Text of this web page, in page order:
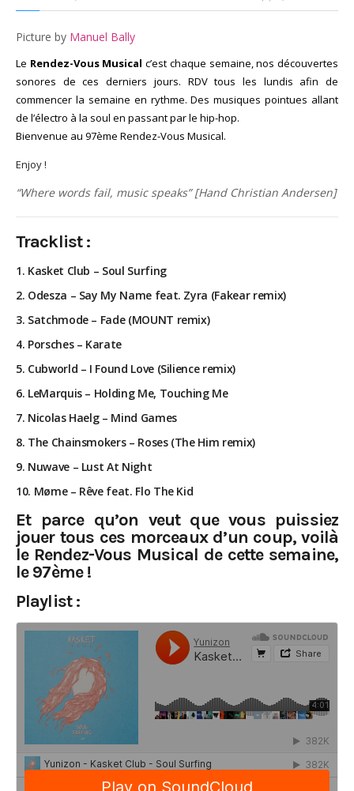
Mar 16, 2017 |Joyeux
Mar 10, 2017 | TGIF – Thank
God It’s Friday | Journée de
la Femme
Mar 06, 2017 |No Money
Kids s’offre un clip très
esthétique pour leur
Mar 02, 2017 |Sacré nom
d’une pipe !
Picture by Manuel Bally
Le Rendez-Vous Musical c’est chaque semaine, nos découvertes
sonores de ces derniers jours. RDV tous les lundis afin de
commencer la semaine en rythme.Des musiques pointues allant
de l’électro à la soul en passant par le hip-hop.
Bienvenue au 97ème Rendez-Vous Musical.
Enjoy !
“Where words fail, music speaks” [Hand Christian Andersen]
Tracklist :
1. Kasket Club – Soul Surfing
2. Odesza – Say My Name feat. Zyra (Fakear remix)
3. Satchmode – Fade (MOUNT remix)
4. Porsches – Karate
5. Cubworld – I Found Love (Silience remix)
6. LeMarquis – Holding Me, Touching Me
7. Nicolas Haelg – Mind Games
8. The Chainsmokers – Roses (The Him remix)
9. Nuwave – Lust At Night
10. Møme – Rêve feat. Flo The Kid
Et parce qu’on veut que vous puissiez
jouer tous ces morceaux d’un coup, voilà
le Rendez-Vous Musical de cette semaine,
le 97ème !
Playlist :